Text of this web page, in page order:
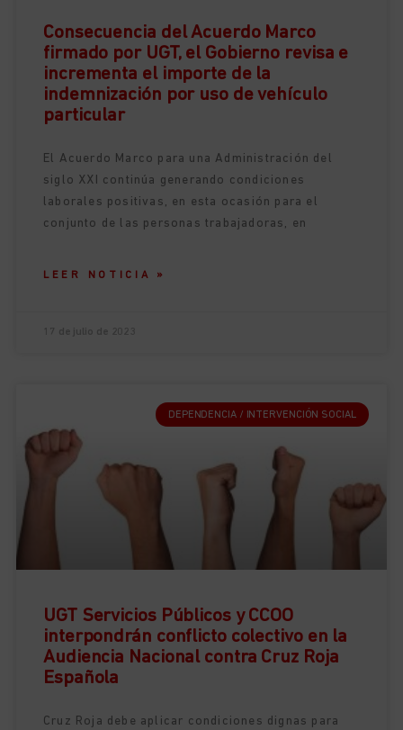
Consecuencia del Acuerdo Marco
firmado por UGT, el Gobierno revisa e
incrementa el importe de la
indemnización por uso de vehículo
particular
El Acuerdo Marco para una Administración del
siglo XXI continúa generando condiciones
laborales positivas, en esta ocasión para el
conjunto de las personas trabajadoras, en
LEER NOTICIA »
DEPENDENCIA / INTERVENCIÓN SOCIAL
UGT Servicios Públicos y CCOO
interpondrán conflicto colectivo en la
Audiencia Nacional contra Cruz Roja
Española
Cruz Roja debe aplicar condiciones dignas para